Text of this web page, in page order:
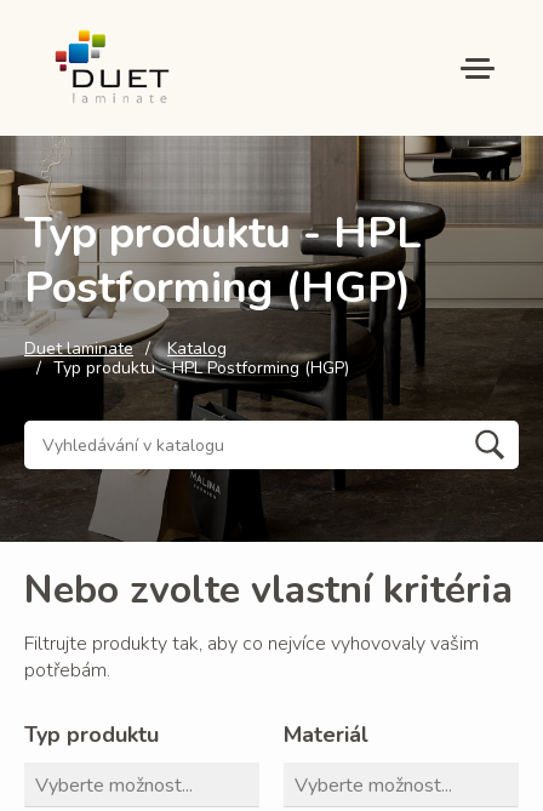
Typ produktu - HPL
Postforming (HGP)
Duet laminate
Katalog
Typ produktu - HPL Postforming (HGP)
Nebo zvolte vlastní kritéria
Filtrujte produkty tak, aby co nejvíce vyhovovaly vašim
potřebám.
Typ produktu Materiál